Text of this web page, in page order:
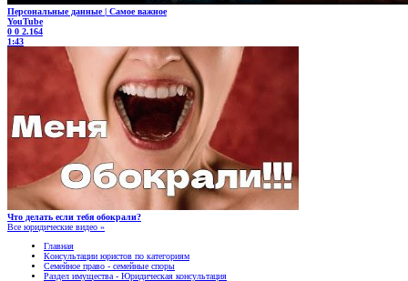
Персональные данные | Самое важное
YouTube
0 0 2.164
1:43
Что делать если тебя обокрали?
Все юридические видео »
Главная
Консультации юристов по категориям
Семейное право - семейные споры
Раздел имущества - Юридическая консультация